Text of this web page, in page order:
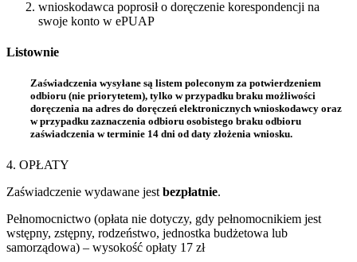
wnioskodawca poprosił o doręczenie korespondencji na
swoje konto w ePUAP
Listownie
Zaświadczenia wysyłane są listem poleconym za potwierdzeniem
odbioru (nie priorytetem), tylko w przypadku braku możliwości
doręczenia na adres do doręczeń elektronicznych wnioskodawcy oraz
w przypadku zaznaczenia odbioru osobistego braku odbioru
zaświadczenia w terminie 14 dni od daty złożenia wniosku.
4. OPŁATY
Zaświadczenie wydawane jest bezpłatnie.
Pełnomocnictwo (opłata nie dotyczy, gdy pełnomocnikiem jest
wstępny, zstępny, rodzeństwo, jednostka budżetowa lub
samorządowa) – wysokość opłaty 17 zł